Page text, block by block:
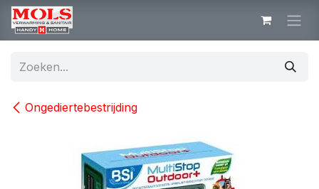
Overslaan naar inhoud
Ongediertebestrijding